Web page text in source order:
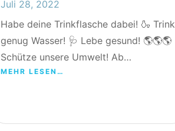
Juli 28, 2022
Habe deine Trinkflasche dabei! 🍶 Trink
genug Wasser! 🩺 Lebe gesund! 🌎🌎🌎
Schütze unsere Umwelt! Ab…
MEHR LESEN…